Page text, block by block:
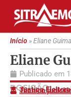
Início»Eliane
Eliane
Publicado em
POSIÇÃO
Justiça
Técnico